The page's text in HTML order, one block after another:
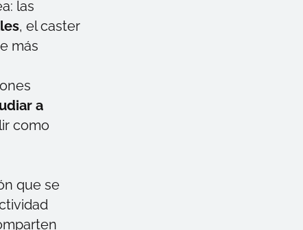
las
,elcaster
más
a
como
que se